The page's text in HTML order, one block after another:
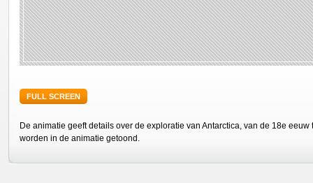
FULL SCREEN
De animatie geeft details over de exploratie van Antarctica, van de 18e eeuw
worden in de animatie getoond.